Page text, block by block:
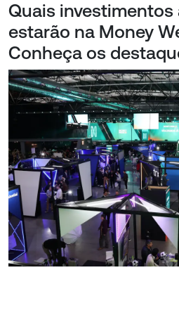
Quais
estarão na Money
Conheça os